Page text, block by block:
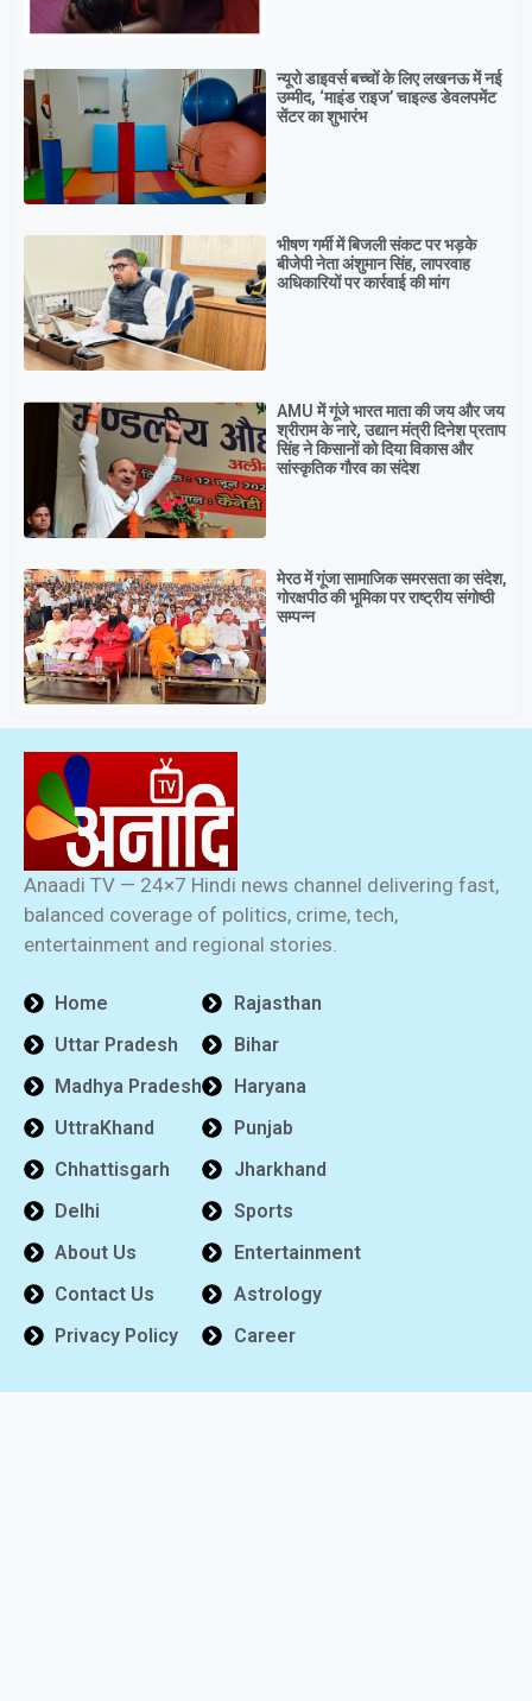
न्यूरो डाइवर्स बच्चों के लिए लखनऊ में नई
उम्मीद, ‘माइंड राइज’ चाइल्ड डेवलपमेंट
सेंटर का शुभारंभ
भीषण गर्मी में बिजली संकट पर भड़के
बीजेपी नेता अंशुमान सिंह, लापरवाह
अधिकारियों पर कार्रवाई की मांग
AMU में गूंजे भारत माता की जय और जय
श्रीराम के नारे, उद्यान मंत्री दिनेश प्रताप
सिंह ने किसानों को दिया विकास और
सांस्कृतिक गौरव का संदेश
मेरठ में गूंजा सामाजिक समरसता का संदेश,
गोरक्षपीठ की भूमिका पर राष्ट्रीय संगोष्ठी
सम्पन्न
Anaadi TV — 24×7 Hindi news channel delivering fast,
balanced coverage of politics, crime, tech,
entertainment and regional stories.
Home
Uttar Pradesh
Madhya Pradesh
UttraKhand
Chhattisgarh
Delhi
About Us
Contact Us
Privacy Policy
Rajasthan
Bihar
Haryana
Punjab
Jharkhand
Sports
Entertainment
Astrology
Career